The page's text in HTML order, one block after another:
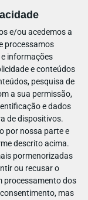
e/ou acedemos a
processamos
informações
e conteúdos
pesquisa de
a sua permissão,
e dados
de dispositivos.
por nossa parte e
descrito acima.
pormenorizadas
ou recusar o
processamento dos
mas
único e acolhedor:
natalícias
uma bebida
este é o lugar
memórias com
os encantos do
o lugar onde o